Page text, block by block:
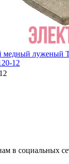
медный луженый
12
в социальных